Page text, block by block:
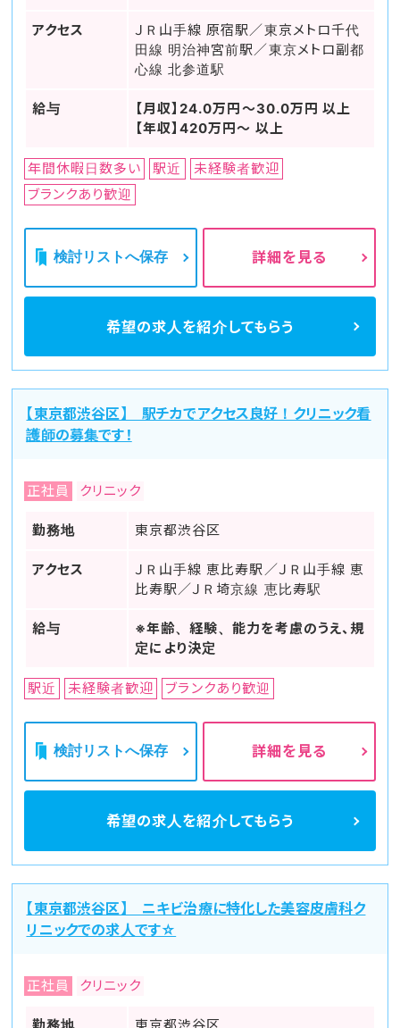
アクセス
ＪＲ山手線 原宿駅／東京メトロ千代
田線 明治神宮前駅／東京メトロ副都
心線 北参道駅
給与
【月収】24.0万円～30.0万円 以上
【年収】420万円～ 以上
年間休暇日数多い 駅近
未経験者歓迎
ブランクあり歓迎
検討リストへ保存 詳細を見る
希望の求人を紹介してもらう
【東京都渋谷区】 駅チカでアクセス良好！クリニック看
護師の募集です！
正社員 クリニック
勤務地 東京都渋谷区
アクセス
ＪＲ山手線 恵比寿駅／ＪＲ山手線 恵
比寿駅／ＪＲ埼京線 恵比寿駅
給与
※年齢、経験、能力を考慮のうえ、規
定により決定
駅近 未経験者歓迎 ブランクあり歓迎
検討リストへ保存 詳細を見る
希望の求人を紹介してもらう
【東京都渋谷区】 ニキビ治療に特化した美容皮膚科ク
リニックでの求人です☆
正社員 クリニック
勤務地 東京都渋谷区